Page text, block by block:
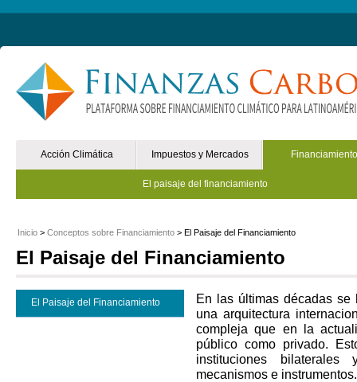
Acción Climática Impuestos y Mercados Financiamiento
El paisaje del financiamiento
Inicio > Conceptos sobre Financiamiento > El Paisaje del Financiamiento
El Paisaje del Financiamiento
El Paisaje del Financiamiento
En las últimas décadas
una arquitectura
compleja que en la
público como privado.
instituciones
mecanismos e instrumentos.